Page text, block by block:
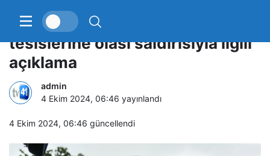
Biden’dan İsrail’in İran’ın petrol
tesislerine olası saldırısıyla ilgili
açıklama
admin
4 Ekim 2024, 06:46 yayınlandı
4 Ekim 2024, 06:46 güncellendi